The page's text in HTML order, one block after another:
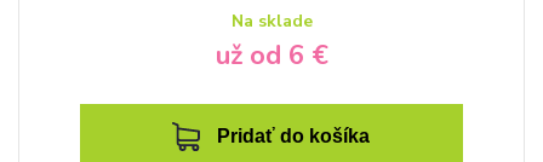
Na sklade
už od 6 €
Pridať do košíka